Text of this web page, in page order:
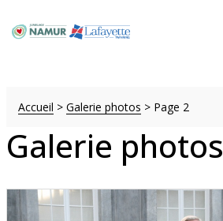
Accueil > Galerie photos > Page 2
Galerie photos